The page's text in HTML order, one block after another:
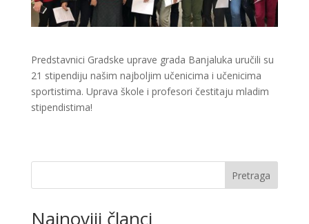
Predstavnici Gradske uprave grada Banjaluka uručili su
21 stipendiju našim najboljim učenicima i učenicima
sportistima. Uprava škole i profesori čestitaju mladim
stipendistima!
Pretraga
Najnoviji članci